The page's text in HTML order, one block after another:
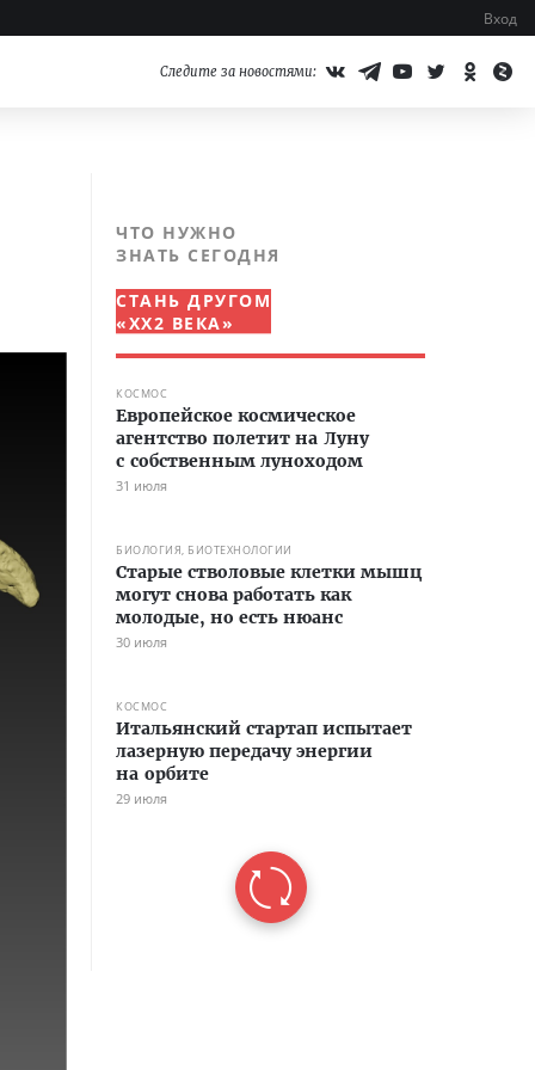
Вход
Следите за новостями:
ЧТО НУЖНО
ЗНАТЬ СЕГОДНЯ
СТАНЬ ДРУГОМ
«XX2 ВЕКА»
КОСМОС
Европейское космическое
агентство полетит на Луну
с собственным луноходом
31 июля
БИОЛОГИЯ, БИОТЕХНОЛОГИИ
Старые стволовые клетки мышц
могут снова работать как
молодые, но есть нюанс
30 июля
КОСМОС
Итальянский стартап испытает
лазерную передачу энергии
на орбите
29 июля